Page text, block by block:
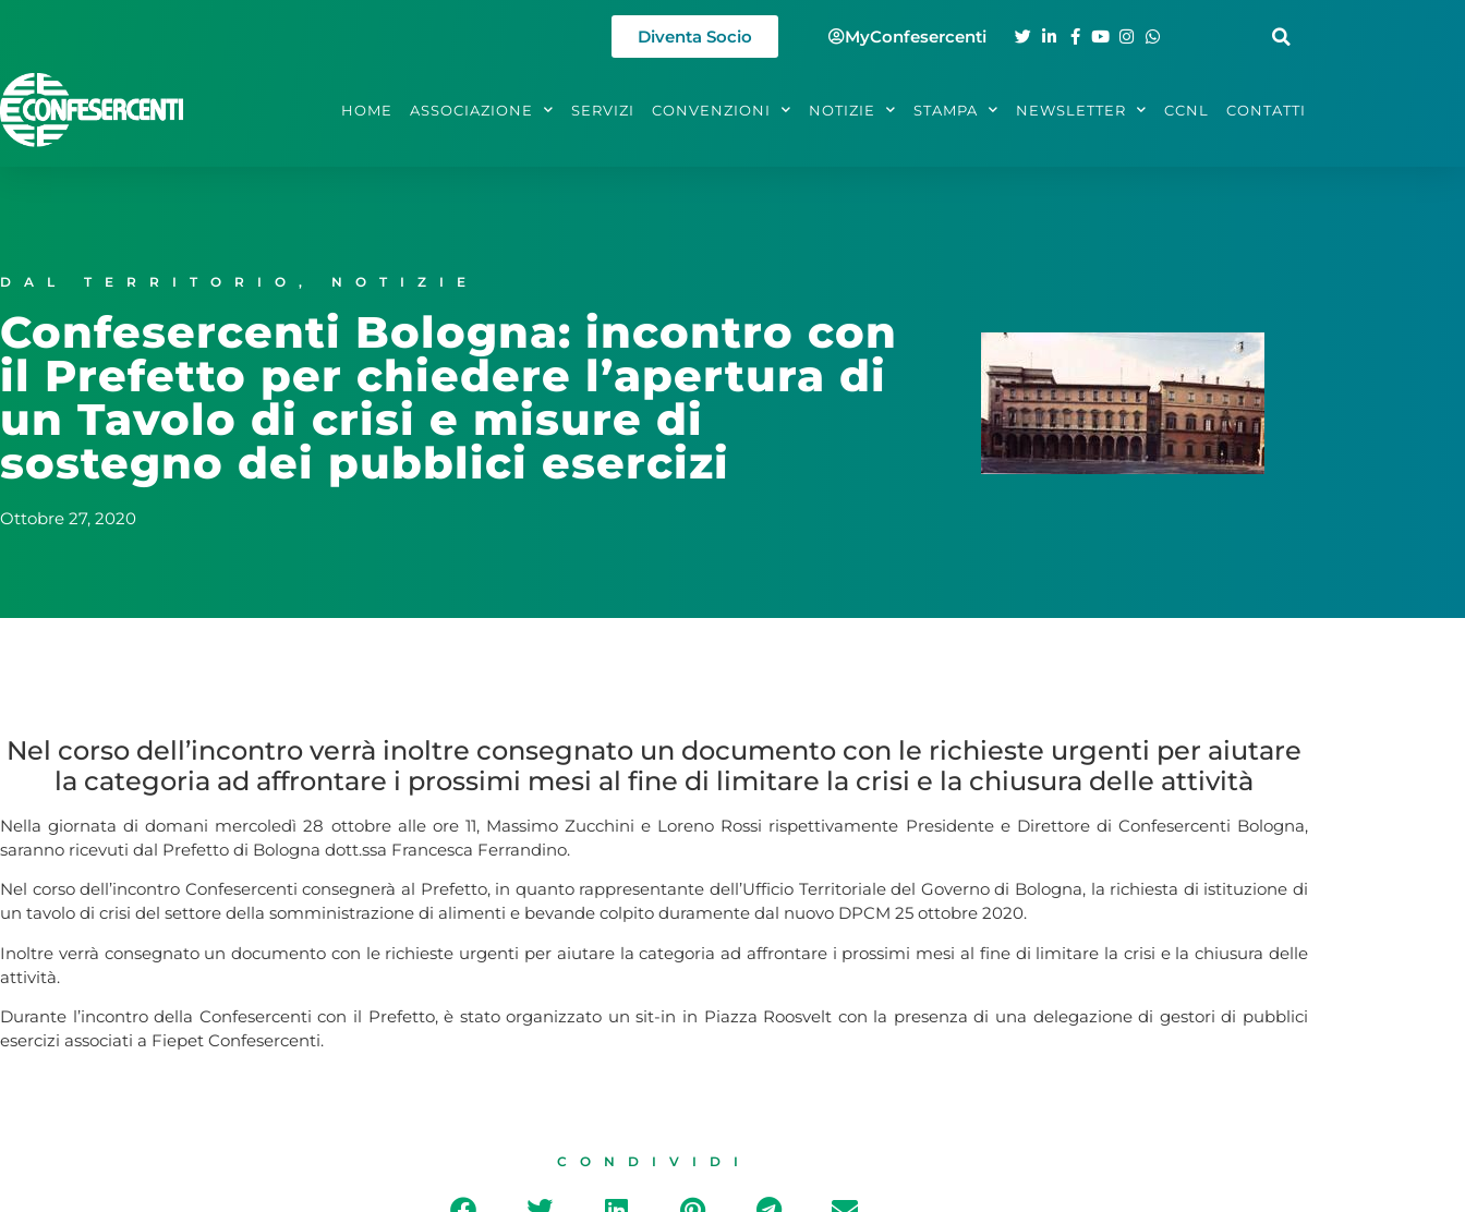
Diventa Socio MyConfesercenti
HOME ASSOCIAZIONE SERVIZI CONVENZIONI NOTIZIE STAMPA NEWSLETTER CCNL CONTATTI
DAL TERRITORIO , NOTIZIE
Confesercenti Bologna: incontro con
il Prefetto per chiedere l’apertura di
un Tavolo di crisi e misure di
sostegno dei pubblici esercizi
Ottobre 27, 2020
Nel corso dell’incontro verrà inoltre consegnato un documento con le richieste urgenti per aiutare
la categoria ad affrontare i prossimi mesi al fine di limitare la crisi e la chiusura delle attività
Nella giornata di domani mercoledì 28 ottobre alle ore 11, Massimo Zucchini e Loreno Rossi rispettivamente Presidente e Direttore di Confesercenti Bologna,
saranno ricevuti dal Prefetto di Bologna dott.ssa Francesca Ferrandino.
Nel corso dell’incontro Confesercenti consegnerà al Prefetto, in quanto rappresentante dell’Ufficio Territoriale del Governo di Bologna, la richiesta di istituzione di
un tavolo di crisi del settore della somministrazione di alimenti e bevande colpito duramente dal nuovo DPCM 25 ottobre 2020.
Inoltre verrà consegnato un documento con le richieste urgenti per aiutare la categoria ad affrontare i prossimi mesi al fine di limitare la crisi e la chiusura delle
attività.
Durante l’incontro della Confesercenti con il Prefetto, è stato organizzato un sit-in in Piazza Roosvelt con la presenza di una delegazione di gestori di pubblici
esercizi associati a Fiepet Confesercenti.
CONDIVIDI